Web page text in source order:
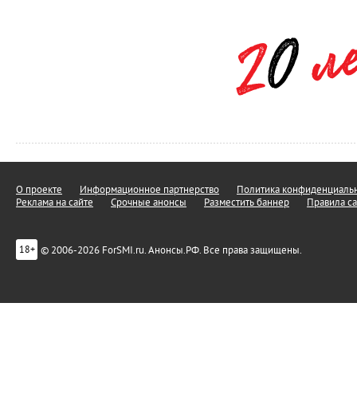
О проекте Информационное партнерство
Политика
Реклама на сайте
Срочные анонсы Разместить баннер Правила
18+ © 2006-2026 ForSMI.ru. Анонсы.РФ. Все права защищены.